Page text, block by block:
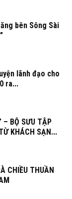
bên Sông Sài
lãnh đạo cho
ra...
– BỘ SƯU TẬP
KHÁCH SẠN...
CHIỀU THUẦN